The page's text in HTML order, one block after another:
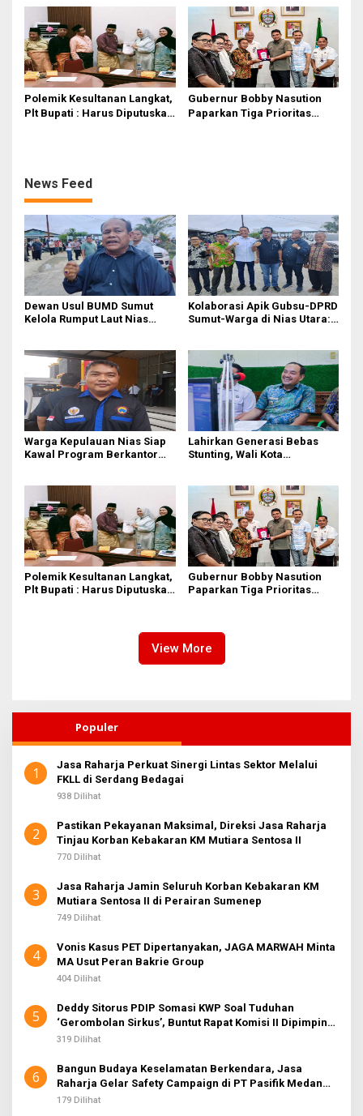
Optimalisasi SP3 Catin
Polemik Kesultanan Langkat,
Plt Bupati : Harus Diputuskan
Gubernur Bobby Nasution
Paparkan Tiga Prioritas
News Feed
Dewan Usul BUMD Sumut
Kelola Rumput Laut Nias
Kolaborasi Apik Gubsu-DPRD
Sumut-Warga di Nias Utara:
Warga Kepulauan Nias Siap
Kawal Program Berkantor
Lahirkan Generasi Bebas
Stunting, Wali Kota
Polemik Kesultanan Langkat,
Plt Bupati : Harus Diputuskan
Gubernur Bobby Nasution
Paparkan Tiga Prioritas
View More
Populer
1
Jasa Raharja Perkuat Sinergi Lintas Sektor Melalui
FKLL di Serdang Bedagai
938 Dilihat
2
Pastikan Pekayanan Maksimal, Direksi Jasa Raharja
Tinjau Korban Kebakaran KM Mutiara Sentosa II
770 Dilihat
3
Jasa Raharja Jamin Seluruh Korban Kebakaran KM
Mutiara Sentosa II di Perairan Sumenep
749 Dilihat
4
Vonis Kasus PET Dipertanyakan, JAGA MARWAH Minta
MA Usut Peran Bakrie Group
404 Dilihat
5
Deddy Sitorus PDIP Somasi KWP Soal Tuduhan
‘Gerombolan Sirkus’, Buntut Rapat Komisi II Dipimpin
Sufmi Dasco Ahmad
319 Dilihat
6
Bangun Budaya Keselamatan Berkendara, Jasa
Raharja Gelar Safety Campaign di PT Pasifik Medan
Industri
179 Dilihat